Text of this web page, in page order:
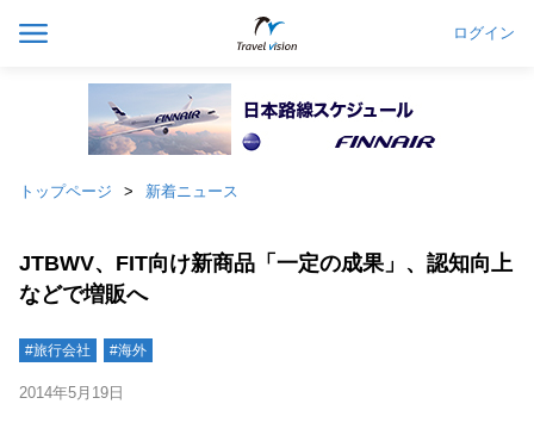
ログイン
トップページ 新着ニュース
JTBWV、FIT向け新商品「一定の成果」、認知向上
などで増販へ
#旅行会社 #海外
2014年5月19日